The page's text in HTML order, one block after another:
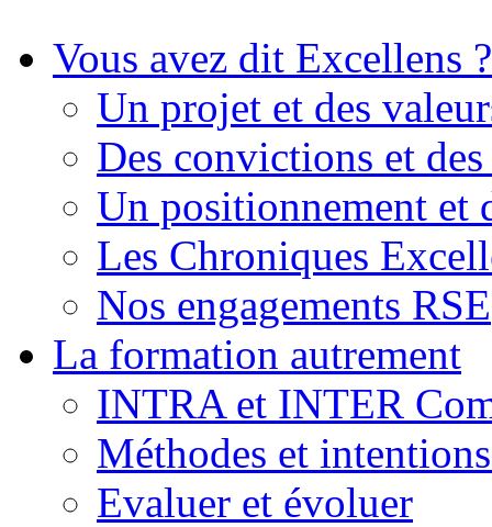
Vous avez dit Excellens ?
Un projet et des
Des convictions et des
Un positionnement et
Les Chroniques
Nos engagements RSE
La formation autrement
INTRA et INTER
Méthodes et
Evaluer et évoluer